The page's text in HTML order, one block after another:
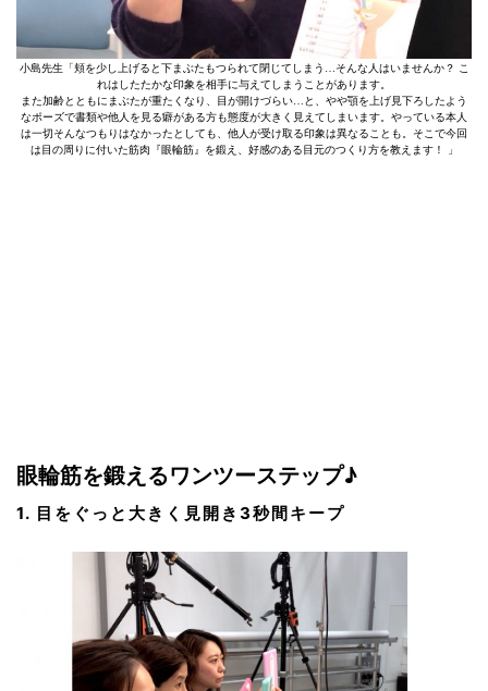
小島先生「頬を少し上げると下まぶたもつられて閉じてしまう…そんな人はいませんか？ こ
れはしたたかな印象を相手に与えてしまうことがあります。
また加齢とともにまぶたが重たくなり、目が開けづらい…と、やや顎を上げ見下ろしたよう
なポーズで書類や他人を見る癖がある方も態度が大きく見えてしまいます。やっている本人
は一切そんなつもりはなかったとしても、他人が受け取る印象は異なることも。そこで今回
は目の周りに付いた筋肉『眼輪筋』を鍛え、好感のある目元のつくり方を教えます！ 」
眼輪筋を鍛えるワンツーステップ♪
1. 目をぐっと大きく見開き3秒間キープ